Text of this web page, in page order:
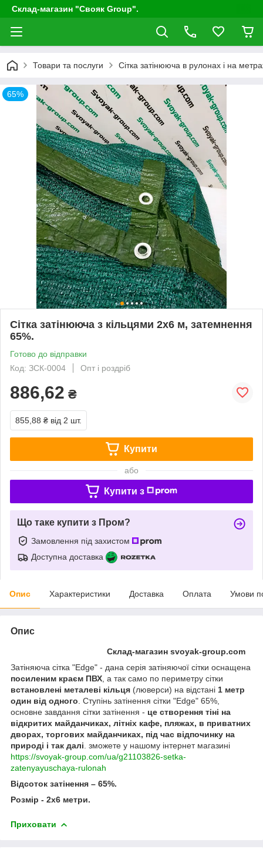
Склад-магазин "Свояк Group".
Товари та послуги Сітка затінююча в рулонах і на
65%
Сітка затінююча з кільцями 2х6 м, затемнення
65%.
Готово до відправки
Код: ЗСК-0004
Опт і роздріб
886,62 ₴
855,88 ₴ від 2 шт.
Купити
або
Купити з
Що таке купити з Пром?
Замовлення під захистом
Доступна доставка
Опис Характеристики Доставка Оплата Умови
Опис
Склад-магазин svoyak-group.com
Затіняюча сітка "Edge" - дана серія затіняючої сітки оснащена
посиленим краєм ПВХ , а так само по периметру сітки
встановлені металеві кільця (люверси) на відстані 1 метр
один від одного . Ступінь затінення сітки "Edge" 65%,
основне завдання сітки затінення - це створення тіні на
відкритих майданчиках, літніх кафе, пляжах, в приватних
дворах, торгових майданчиках, під час відпочинку на
природі і так далі . зможете у нашому інтернет магазині
https://svoyak-group.com/ua/g21103826-setka-
zatenyayuschaya-rulonah
Відсоток затінення – 65%.
Розмір - 2х6 метри.
Приховати